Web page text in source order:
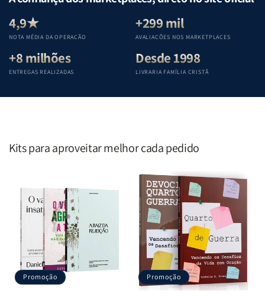
Equipe
Teológica
Penkal
Equipe
Penkal
Equipe
Teológica
Penkal
Equipe
4,9★
NOTA MÉDIA DA OPERAÇÃO
+299 mil
AVALIAÇÕES NOS MARKETPLACES
+8 milhões
ENTREGAS REALIZADAS
Desde 1998
LIVRARIA FAMÍLIA CRISTÃ
Kits para aproveitar melhor cada pedido
Promoção Promoção